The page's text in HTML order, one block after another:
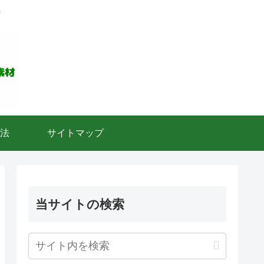
サイトマップ
当サイトの検索